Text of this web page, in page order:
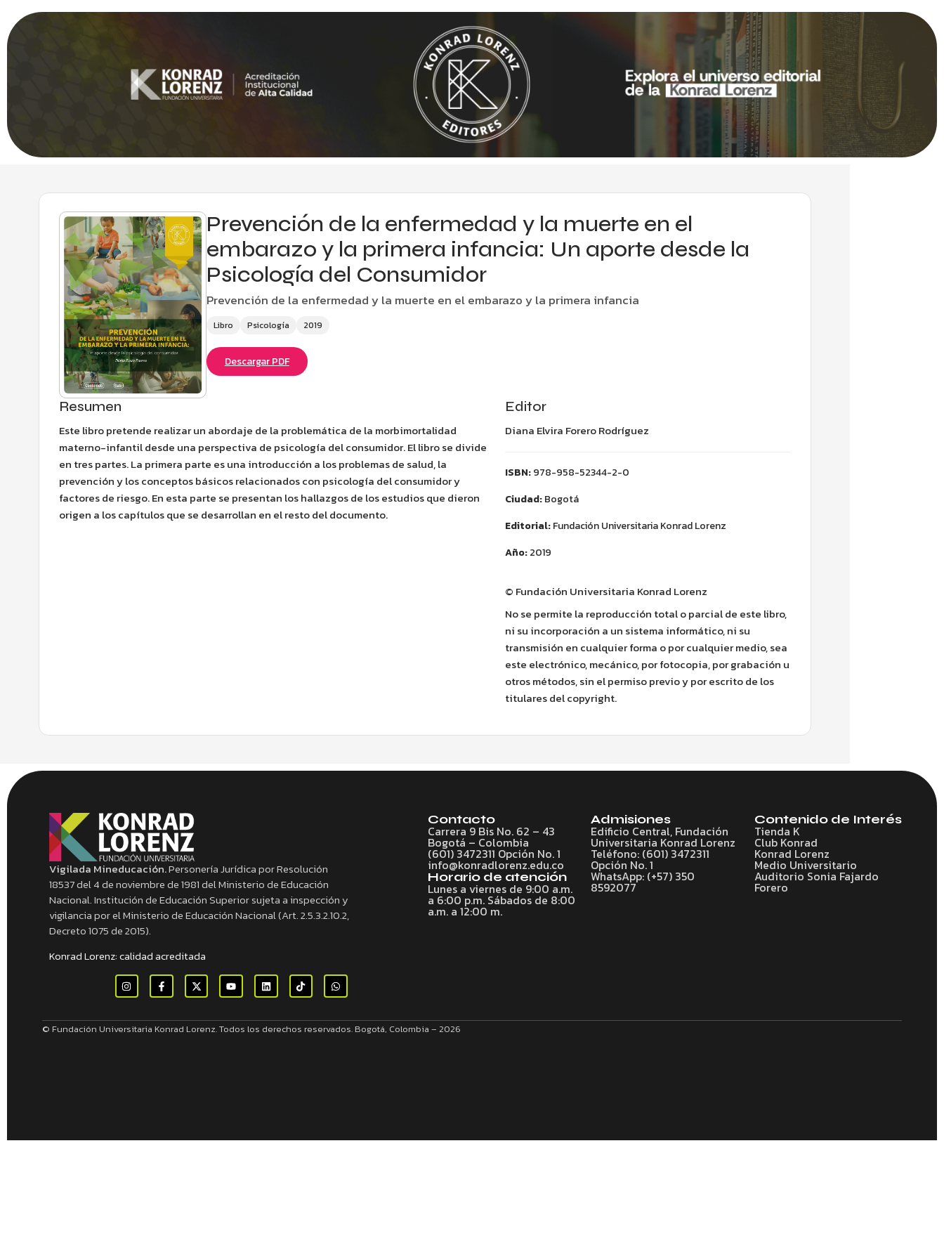
Prevención de la enfermedad y la muerte en el
embarazo y la primera infancia: Un aporte desde la
Psicología del Consumidor
Prevención de la enfermedad y la muerte en el embarazo y la primera infancia
Libro Psicología 2019
Descargar PDF
Resumen
Este libro pretende realizar un abordaje de la problemática de la morbimortalidad
materno-infantil desde una perspectiva de psicología del consumidor. El libro se divide
en tres partes. La primera parte es una introducción a los problemas de salud, la
prevención y los conceptos básicos relacionados con psicología del consumidor y
factores de riesgo. En esta parte se presentan los hallazgos de los estudios que dieron
origen a los capítulos que se desarrollan en el resto del documento.
Editor
Diana Elvira Forero Rodríguez
ISBN:978-958-52344-2-0
Ciudad:Bogotá
Editorial:Fundación Universitaria Konrad Lorenz
Año:2019
© Fundación Universitaria Konrad Lorenz
No se permite la reproducción total o parcial de este libro,
ni su incorporación a un sistema informático, ni su
transmisión en cualquier forma o por cualquier medio, sea
este electrónico, mecánico, por fotocopia, por grabación u
otros métodos, sin el permiso previo y por escrito de los
titulares del copyright.
Vigilada Mineducación.Personería Jurídica por Resolución
18537 del 4 de noviembre de 1981 del Ministerio de Educación
Nacional. Institución de Educación Superior sujeta a inspección y
vigilancia por el Ministerio de Educación Nacional (Art. 2.5.3.2.10.2,
Decreto 1075 de 2015).
Konrad Lorenz: calidad acreditada
Contacto
Carrera 9 Bis No. 62 – 43
Bogotá – Colombia
(601) 3472311 Opción No. 1
info@konradlorenz.edu.co
Horario de atención
Lunes a viernes de 9:00 a.m.
a 6:00 p.m. Sábados de 8:00
a.m. a 12:00 m.
Admisiones
Edificio Central, Fundación
Universitaria Konrad Lorenz
Teléfono: (601) 3472311
Opción No. 1
WhatsApp: (+57) 350
8592077
Contenido de Interés
Tienda K
Club Konrad
Konrad Lorenz
Medio Universitario
Auditorio Sonia Fajardo
Forero
© Fundación Universitaria Konrad Lorenz. Todos los derechos reservados. Bogotá, Colombia – 2026